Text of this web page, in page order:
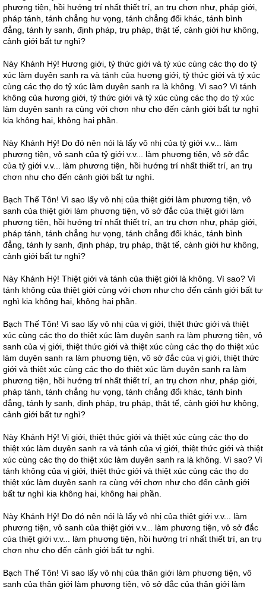
phương tiện, hồi hướng trí nhất thiết trí, an trụ chơn như, pháp giới,
pháp tánh, tánh chẳng hư vọng, tánh chẳng đổi khác, tánh bình
đẳng, tánh ly sanh, định pháp, trụ pháp, thật tế, cảnh giới hư không,
cảnh giới bất tư nghì?
Này Khánh Hỷ! Hương giới, tỷ thức giới và tỷ xúc cùng các thọ do tỷ
xúc làm duyên sanh ra và tánh của hương giới, tỷ thức giới và tỷ xúc
cùng các thọ do tỷ xúc làm duyên sanh ra là không. Vì sao? Vì tánh
không của hương giới, tỷ thức giới và tỷ xúc cùng các thọ do tỷ xúc
làm duyên sanh ra cùng với chơn như cho đến cảnh giới bất tư nghì
kia không hai, không hai phần.
Này Khánh Hỷ! Do đó nên nói là lấy vô nhị của tỷ giới v.v... làm
phương tiện, vô sanh của tỷ giới v.v... làm phương tiện, vô sở đắc
của tỷ giới v.v... làm phương tiện, hồi hướng trí nhất thiết trí, an trụ
chơn như cho đến cảnh giới bất tư nghì.
Bạch Thế Tôn! Vì sao lấy vô nhị của thiệt giới làm phương tiện, vô
sanh của thiệt giới làm phương tiện, vô sở đắc của thiệt giới làm
phương tiện, hồi hướng trí nhất thiết trí, an trụ chơn như, pháp giới,
pháp tánh, tánh chẳng hư vọng, tánh chẳng đổi khác, tánh bình
đẳng, tánh ly sanh, định pháp, trụ pháp, thật tế, cảnh giới hư không,
cảnh giới bất tư nghì?
Này Khánh Hỷ! Thiệt giới và tánh của thiệt giới là không. Vì sao? Vì
tánh không của thiệt giới cùng với chơn như cho đến cảnh giới bất tư
nghì kia không hai, không hai phần.
Bạch Thế Tôn! Vì sao lấy vô nhị của vị giới, thiệt thức giới và thiệt
xúc cùng các thọ do thiệt xúc làm duyên sanh ra làm phương tiện, vô
sanh của vị giới, thiệt thức giới và thiệt xúc cùng các thọ do thiệt xúc
làm duyên sanh ra làm phương tiện, vô sở đắc của vị giới, thiệt thức
giới và thiệt xúc cùng các thọ do thiệt xúc làm duyên sanh ra làm
phương tiện, hồi hướng trí nhất thiết trí, an trụ chơn như, pháp giới,
pháp tánh, tánh chẳng hư vọng, tánh chẳng đổi khác, tánh bình
đẳng, tánh ly sanh, định pháp, trụ pháp, thật tế, cảnh giới hư không,
cảnh giới bất tư nghì?
Này Khánh Hỷ! Vị giới, thiệt thức giới và thiệt xúc cùng các thọ do
thiệt xúc làm duyên sanh ra và tánh của vị giới, thiệt thức giới và thiệt
xúc cùng các thọ do thiệt xúc làm duyên sanh ra là không. Vì sao? Vì
tánh không của vị giới, thiệt thức giới và thiệt xúc cùng các thọ do
thiệt xúc làm duyên sanh ra cùng với chơn như cho đến cảnh giới
bất tư nghì kia không hai, không hai phần.
Này Khánh Hỷ! Do đó nên nói là lấy vô nhị của thiệt giới v.v... làm
phương tiện, vô sanh của thiệt giới v.v... làm phương tiện, vô sở đắc
của thiệt giới v.v... làm phương tiện, hồi hướng trí nhất thiết trí, an trụ
chơn như cho đến cảnh giới bất tư nghì.
Bạch Thế Tôn! Vì sao lấy vô nhị của thân giới làm phương tiện, vô
sanh của thân giới làm phương tiện, vô sở đắc của thân giới làm